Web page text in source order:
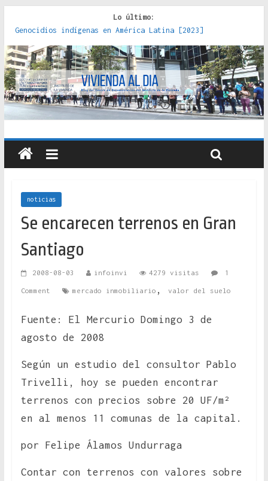
Lo último:
Genocidios indígenas en América Latina [2023]
Estudios sobre la espacialización de los Estados :
políticas, prácticas y representaciones [2022]
Donde el pedernal choca con el acero : hacia una teoría
crítica de las fronteras latinoamericanas [2020]
Criterios técnicos para una vivienda adecuada [2019]
Red de consultorios de la Caja del Seguro Obrero en
Santiago : un patrimonio emblemático [2014]
noticias
Se encarecen terrenos en Gran
Santiago
2008-08-03 infoinvi 4279 visitas 1
Comment mercado inmobiliario , valor del suelo
Fuente: El Mercurio Domingo 3 de
agosto de 2008
Según un estudio del consultor Pablo
Trivelli, hoy se pueden encontrar
terrenos con precios sobre 20 UF/m²
en al menos 11 comunas de la capital.
por Felipe Álamos Undurraga
Contar con terrenos con valores sobre